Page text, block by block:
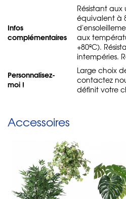
Infos
complémentaires
Résistant aux
équivalent à
aux
+80ºC).
intempéries.
Personnalisez-
moi !
Large choix
contactez
définit votre
Accessoires